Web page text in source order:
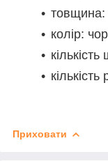
колір:
Приховати